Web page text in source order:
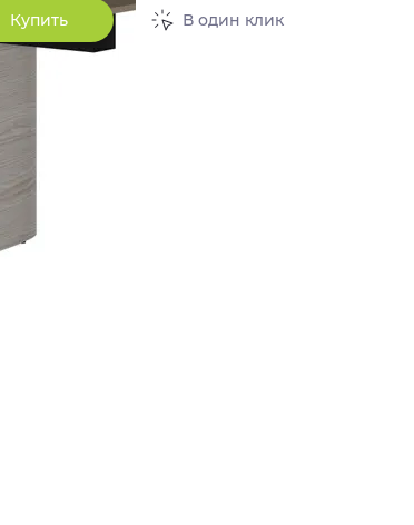
Купить В один клик